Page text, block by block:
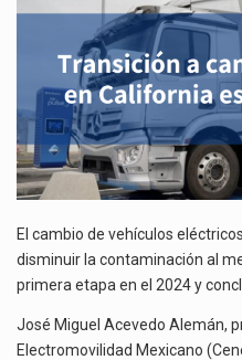
El cambio de vehículos
disminuir la contaminación al
primera etapa en el 2024 y
José Miguel Acevedo Alemán,
Electromovilidad Mexicano